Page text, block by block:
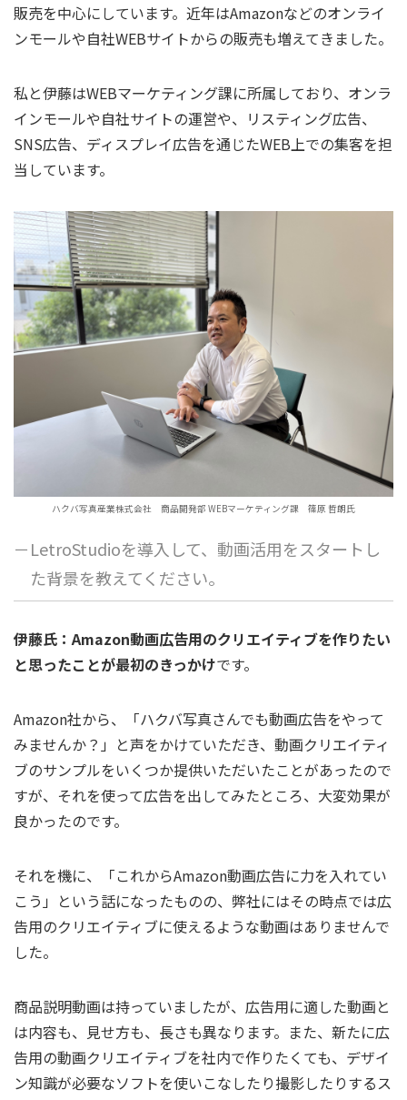
販売を中心にしています。近年はAmazonなどのオンライ
ンモールや自社WEBサイトからの販売も増えてきました。
私と伊藤はWEBマーケティング課に所属しており、オンラ
インモールや自社サイトの運営や、リスティング広告、
SNS広告、ディスプレイ広告を通じたWEB上での集客を担
当しています。
ハクバ写真産業株式会社 商品開発部 WEBマーケティング課 篠原 哲朗氏
－LetroStudioを導入して、動画活用をスタートし
た背景を教えてください。
伊藤氏：Amazon動画広告用のクリエイティブを作りたい
と思ったことが最初のきっかけです。
Amazon社から、「ハクバ写真さんでも動画広告をやって
みませんか？」と声をかけていただき、動画クリエイティ
ブのサンプルをいくつか提供いただいたことがあったので
すが、それを使って広告を出してみたところ、大変効果が
良かったのです。
それを機に、「これからAmazon動画広告に力を入れてい
こう」という話になったものの、弊社にはその時点では広
告用のクリエイティブに使えるような動画はありませんで
した。
商品説明動画は持っていましたが、広告用に適した動画と
は内容も、見せ方も、長さも異なります。また、新たに広
告用の動画クリエイティブを社内で作りたくても、デザイ
ン知識が必要なソフトを使いこなしたり撮影したりするス